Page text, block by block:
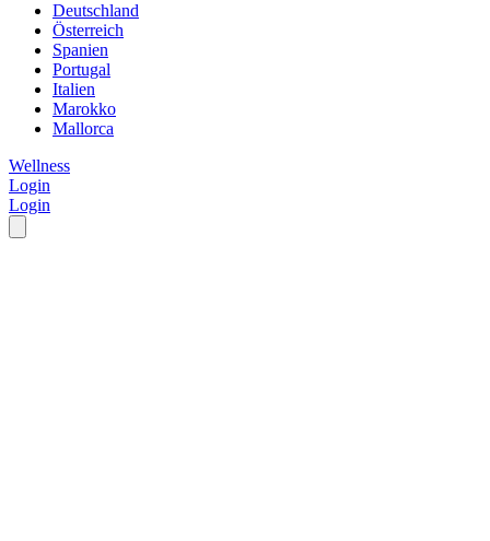
Deutschland
Österreich
Spanien
Portugal
Italien
Marokko
Mallorca
Wellness
Login
Login